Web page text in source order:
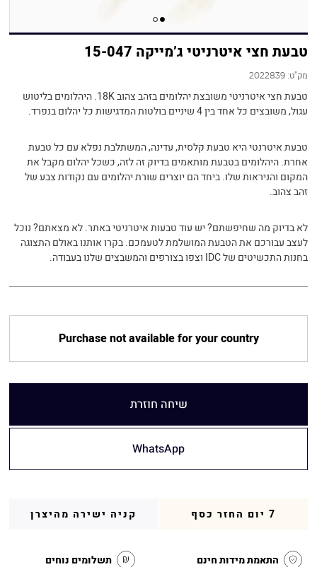
טבעת חצי איטרניטי ג’מייקה 15-047
מק"ט:2022839
טבעת חצי איטרניטי משובצת יהלומים בזהב צהוב 18K. היהלומים בליטוש
עגול, משובצים כל אחד בין 4 שיניים בולטות המדגישות כל יהלום בנפרד.
טבעת איטרנטי היא טבעת קלסית, עדינה, המשתלבת נפלא עם כל טבעת
אחרת. היהלומים בטבעת מותאמים בדיוק זה לזה, כשכל יהלום מקבל את
המקום והניראות שלו. ביחד הם יוצרים שורת יהלומים עם נקודות צבע של
זהב צהוב.
לא בדיוק מה שחיפשתם? יש עוד טבעות איטרניטי באתר. לא מצאתם? נוכל
לעצב עבורכם את הטבעת המושלמת לטעמכם. בקרו אותנו באולם התצוגה
בחנות התכשיטים של IDC וצפו בצורפים והמשבצים שלנו בעבודה.
Purchase not available for your country
שיחה חוזרת
WhatsApp
7 יום החזר כסף קניה ישירה מהיצרן
התאמת מידות חינם תשלומים נוחים